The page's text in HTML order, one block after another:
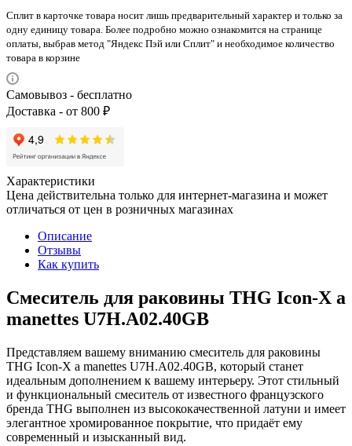
Сплит в карточке товара носит лишь предварительный характер и только за
одну единицу товара. Более подробно можно ознакомится на странице
оплаты, выбрав метод "Яндекс Пэй или Сплит" и необходимое количество
товара в корзине
Самовывоз - бесплатно
Доставка - от 800 ₽
Характеристики
Цена действительна только для интернет-магазина и может
отличаться от цен в розничных магазинах
Описание
Отзывы
Как купить
Смеситель для раковины THG Icon-X a
manettes U7H.A02.40GB
Представляем вашему вниманию смеситель для раковины
THG Icon-X a manettes U7H.A02.40GB, который станет
идеальным дополнением к вашему интерьеру. Этот стильный
и функциональный смеситель от известного французского
бренда THG выполнен из высококачественной латуни и имеет
элегантное хромированное покрытие, что придаёт ему
современный и изысканный вид.